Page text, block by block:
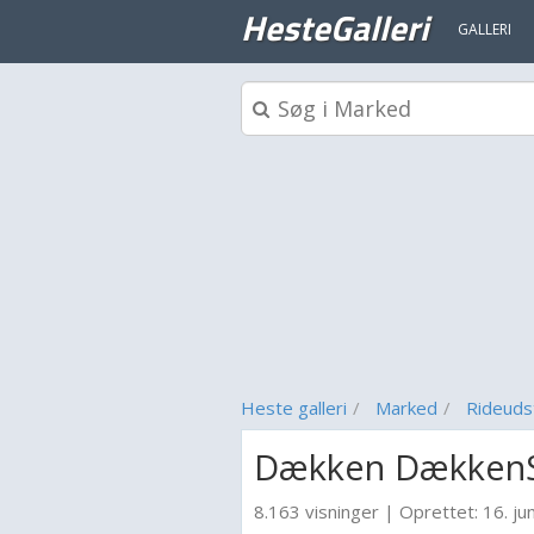
HesteGalleri GALLERI
Heste galleri Marked
Dækken
8.163 visninger | Oprettet: 16.